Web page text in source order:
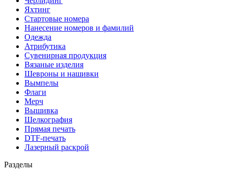
Яхтинг
Стартовые номера
Нанесение номеров и фамилий
Одежда
Атрибутика
Сувенирная продукция
Вязаные изделия
Шевроны и нашивки
Вымпелы
Флаги
Мерч
Вышивка
Шелкография
Прямая печать
DTF-печать
Лазерный раскрой
Разделы